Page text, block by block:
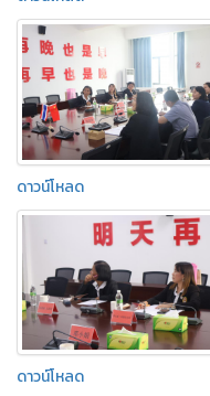
ดาวน์โหลด
ดาวน์โหลด